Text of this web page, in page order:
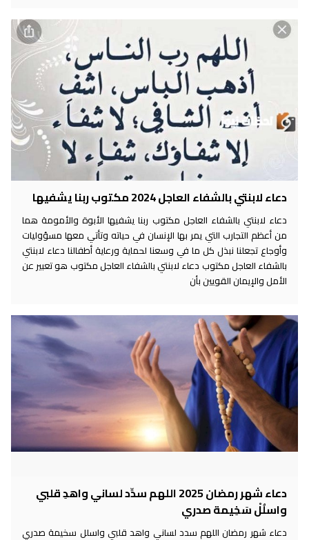
دعاء لابنتي بالشفاء العاجل 2024 مكتوب ربنا يشفيها
دعاء لابنتي بالشفاء العاجل مكتوب ربنا يشفيها الأبوة والأمومة هما
من أعظم التجارب التي يمر بها الإنسان في حياته وتأتي معها مسؤوليات
وأوجاع تجعلنا نبذل كل ما في وسعنا لحماية ورعاية أطفالنا دعاء لابنتي
بالشفاء العاجل مكتوب دعاء لابنتي بالشفاء العاجل مكتوب هو تعبير عن
الأمل والإيمان القويين بأن
دعاء شهر رمضان 2025 اللهم سدِّد لساني واهدِ قلبي
واسلُلْ سَخِيمة صدري
دعاء شهر رمضان اللهم سدد لساني واهد قلبي واسلل سخيمة صدري